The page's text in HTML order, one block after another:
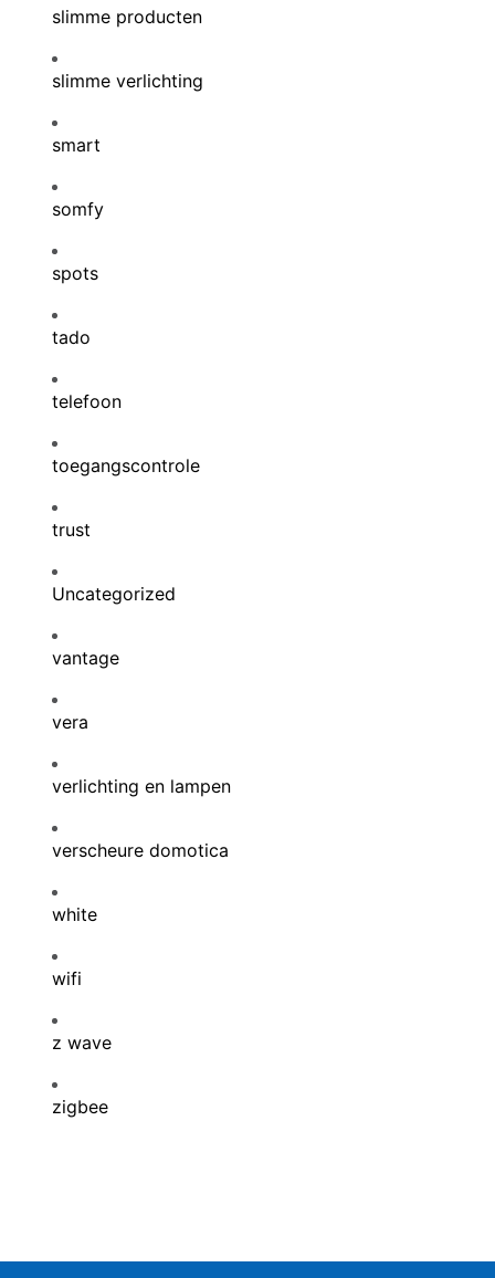
slimme producten
slimme verlichting
smart
somfy
spots
tado
telefoon
toegangscontrole
trust
Uncategorized
vantage
vera
verlichting en lampen
verscheure domotica
white
wifi
z wave
zigbee